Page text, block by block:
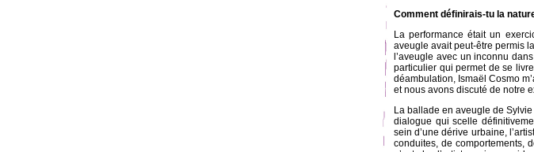
Comment définirais-tu la
La performance était un
aveugle avait peut-être permis
l’aveugle avec un inconnu
particulier qui permet de se
déambulation, Ismaël Cosmo
et nous avons discuté de notre
La ballade en aveugle de
dialogue qui scelle
sein d’une dérive urbaine,
conduites, de comportements,